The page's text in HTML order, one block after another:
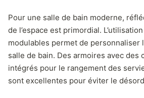
Pour une salle de bain moderne,
de l’espace est primordial.
modulables permet de personnaliser
salle de bain. Des armoires avec des
intégrés pour le rangement des
sont excellentes pour éviter le